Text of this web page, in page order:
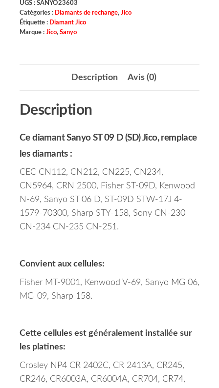
UGS : SANYO23603
Catégories : Diamants de rechange, Jico
Étiquette : Diamant Jico
Marque : Jico, Sanyo
Description Avis (0)
Description
Ce diamant Sanyo ST 09 D (SD) Jico, remplace
les diamants :
CEC CN112, CN212, CN225, CN234,
CN5964, CRN 2500, Fisher ST-09D, Kenwood
N-69, Sanyo ST 06 D, ST-09D STW-17J 4-
1579-70300, Sharp STY-158, Sony CN-230
CN-234 CN-235 CN-251.
Convient aux cellules:
Fisher MT-9001, Kenwood V-69, Sanyo MG 06,
MG-09, Sharp 158.
Cette cellules est généralement installée sur
les platines:
Crosley NP4 CR 2402C, CR 2413A, CR245,
CR246, CR6003A, CR6004A, CR704, CR74,